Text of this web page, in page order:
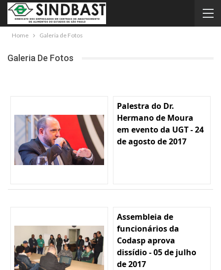
Home Galeria de Fotos
Galeria De Fotos
Palestra do Dr.
Hermano de Moura
em evento da UGT - 24
de agosto de 2017
Assembleia de
funcionários da
Codasp aprova
dissídio - 05 de julho
de 2017